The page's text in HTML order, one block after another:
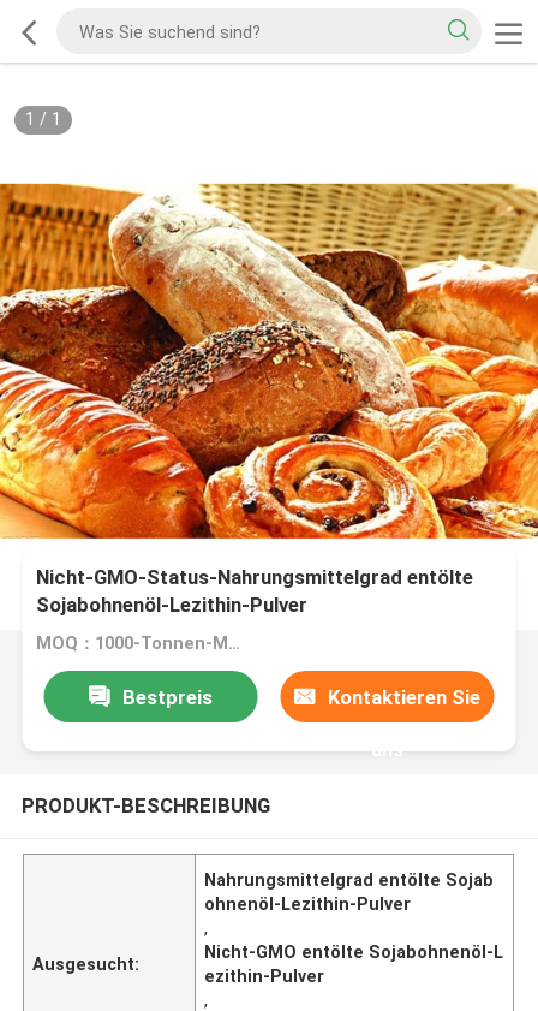
1 / 1
Nicht-GMO-Status-Nahrungsmittelgrad entölte
Sojabohnenöl-Lezithin-Pulver
MOQ：1000-Tonnen-Monat
Bestpreis Kontaktieren Sie
uns
PRODUKT-BESCHREIBUNG
Ausgesucht:
Nahrungsmittelgrad entölte Sojab
ohnenöl-Lezithin-Pulver
,
Nicht-GMO entölte Sojabohnenöl-L
ezithin-Pulver
,